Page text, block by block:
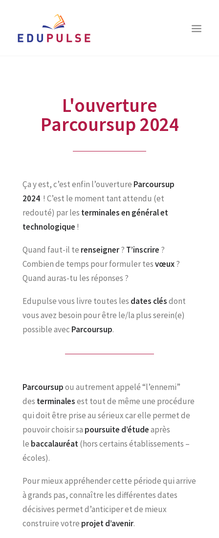
LE BILAN D’ORIENTATION
COACHING
CONTACT
RECHERCHE
L'ouverture
Parcoursup 2024
Ça y est, c’est enfin l’ouverture Parcoursup
2024 ! C’est le moment tant attendu (et
redouté) par les terminales en général et
technologique !
Quand faut-il te renseigner? T’inscrire ?
Combien de temps pour formuler tesvœux?
Quand auras-tu les réponses ?
Edupulse vous livre toutes les dates clésdont
vous avez besoin pour être le/la plus serein(e)
possible avec Parcoursup.
Parcoursupou autrement appelé “l’ennemi”
des terminalesest tout de même une procédure
qui doit être prise au sérieux car elle permet de
pouvoir choisir sa poursuite d’étudeaprès
le baccalauréat(hors certains établissements –
écoles).
Pour mieux appréhender cette période qui arrive
à grands pas, connaître les différentes dates
décisives permet d’anticiper et de mieux
construire votre projet d’avenir.